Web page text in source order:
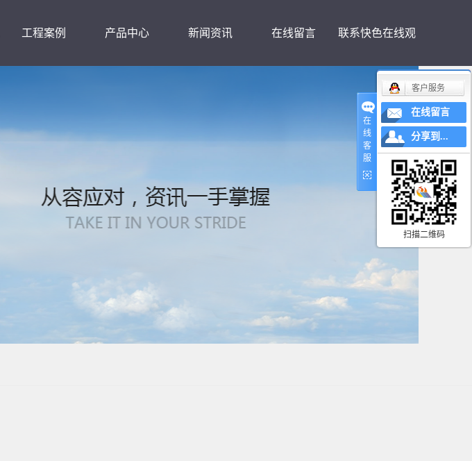
工程案例 产品中心 新闻资讯 在线留言 联系快色在线观
看
在
线
客
服
客户服务
在线留言
分享到...
扫描二维码